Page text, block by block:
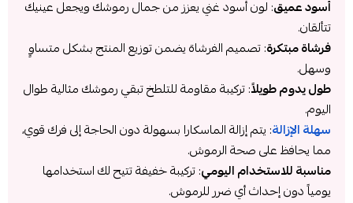
أسود عميق: لون أسود غني يعزز من جمال رموشك ويجعل عينيك
تتألقان.
فرشاة مبتكرة: تصميم الفرشاة يضمن توزيع المنتج بشكل متساوٍ
وسهل.
طول يدوم طويلاً: تركيبة مقاومة للتلطخ تبقي رموشك مثالية طوال
اليوم.
سهلة الإزالة: يتم إزالة الماسكارا بسهولة دون الحاجة إلى فرك قوي،
مما يحافظ على صحة الرموش.
مناسبة للاستخدام اليومي: تركيبة خفيفة تتيح لك استخدامها
يومياً دون إحداث أي ضرر للرموش.